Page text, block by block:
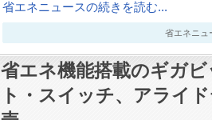
省エネニュースの続きを読む...
省エネニュ
省エネ機能搭載のギガ
ト・スイッチ、アライ